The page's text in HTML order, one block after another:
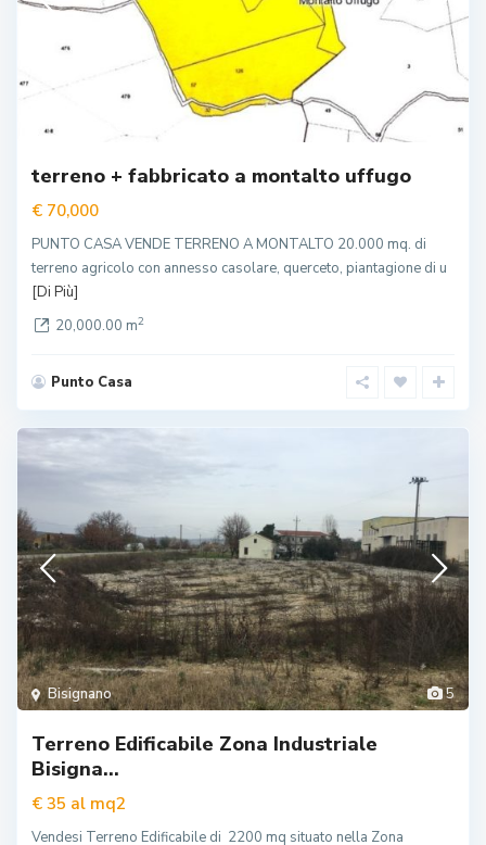
Montalto Uffugo
terreno + fabbricato a montalto uffugo
€ 70,000
PUNTO CASA VENDE TERRENO A MONTALTO 20.000 mq. di
terreno agricolo con annesso casolare, querceto, piantagione di u
[Di Più]
20,000.00 m2
Punto Casa
5
Bisignano
Terreno Edificabile Zona Industriale
Bisigna...
€ 35 al mq2
Vendesi Terreno Edificabile di 2200 mq situato nella Zona